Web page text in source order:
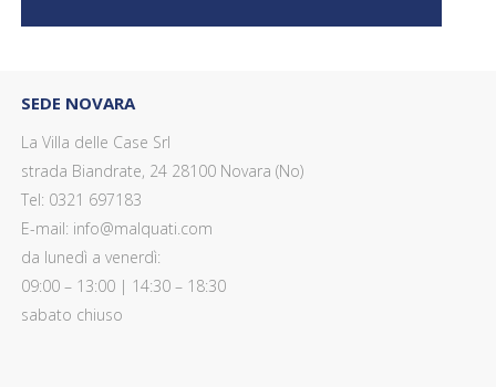
SEDE NOVARA
La Villa delle Case Srl
strada Biandrate, 24 28100 Novara (No)
Tel: 0321 697183
E-mail: info@malquati.com
da lunedì a venerdì:
09:00 – 13:00 | 14:30 – 18:30
sabato chiuso